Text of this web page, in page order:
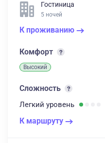
Гостиница
5 ночей
К проживанию
Комфорт
Высокий
Сложность
Легкий уровень
К маршруту